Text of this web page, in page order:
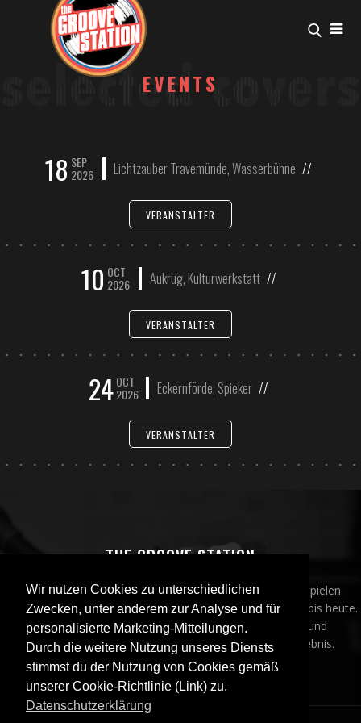
EVENTS
18 SEP
2026 Lichtzauber Travemünde, Wasserbühne //
VERANSTALTER
10 OCT
2026 Aukrug, Kulturwerkstatt //
VERANSTALTER
24OCT
2026 Eckernförde, Spieker //
VERANSTALTER
THE GROOVE STATION
Sechs sympathische und hochkarätige Vollblutmusiker spielen
auserlesene groovige Rock- und Popmusik von den 80ern bis heute.
Ihr abwechslungsreiches Spektrum an Stilrichtungen und
Soundcharakteren sorgt für ein packendes Konzerterlebnis.
Wir nutzen Cookies zu unterschiedlichen
Zwecken, unter anderem zur Analyse und für
personalisierte Marketing-Mitteilungen.
Durch die weitere Nutzung unseres Diensts
stimmst du der Nutzung von Cookies gemäß
unserer Cookie-Richtlinie (Link) zu.
Datenschutzerklärung